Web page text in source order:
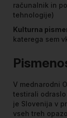
računalnik in
tehnologije)
Kulturna
katerega sem
V mednarodni
testirali odraslo
je Slovenija v
vseh treh